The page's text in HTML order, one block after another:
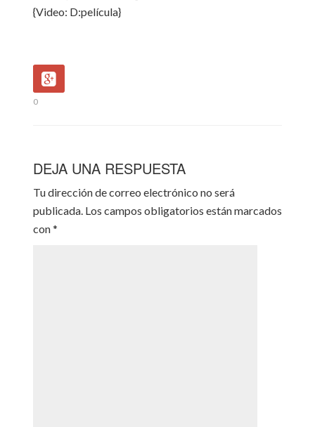
{Video: D:película}
0
DEJA UNA RESPUESTA
Tu dirección de correo electrónico no será
publicada. Los campos obligatorios están marcados
con*